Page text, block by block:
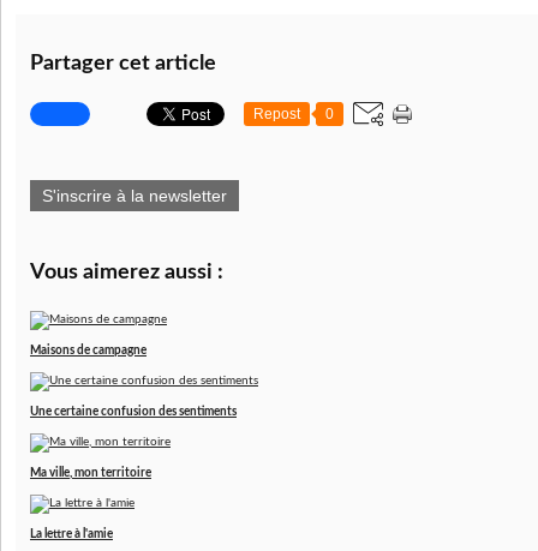
Partager cet article
Repost 0
S'inscrire à la newsletter
Vous aimerez aussi :
Maisons de campagne
Une certaine confusion des sentiments
Ma ville, mon territoire
La lettre à l'amie